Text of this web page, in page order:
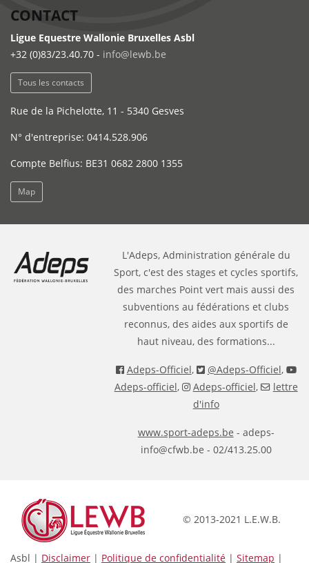
CONTACT
Ligue Equestre Wallonie Bruxelles Asbl
+32 (0)83/23.40.70 - info@lewb.be
Tous les contacts
Rue de la Pichelotte, 11 - 5340 Gesves
N° d'entreprise: 0414.528.906
Compte Belfius: BE31 0682 2800 1355
Map
L'Adeps, Administration générale du
Sport, c'est des stages et cycles sportifs,
des marches Point vert mais aussi des
subventions au fédérations et clubs
reconnus, des aides aux sportifs de
haut niveau, des formations...
Adeps-Officiel, @Adeps-Officiel,
Adeps-officiel, Adeps-officiel,
lettre
d'info
www.sport-adeps.be - adeps-
info@cfwb.be - 02/413.25.00
© 2013-2021 L.E.W.B.
Asbl | Disclaimer | Politique de confidentialité | Sitemap |